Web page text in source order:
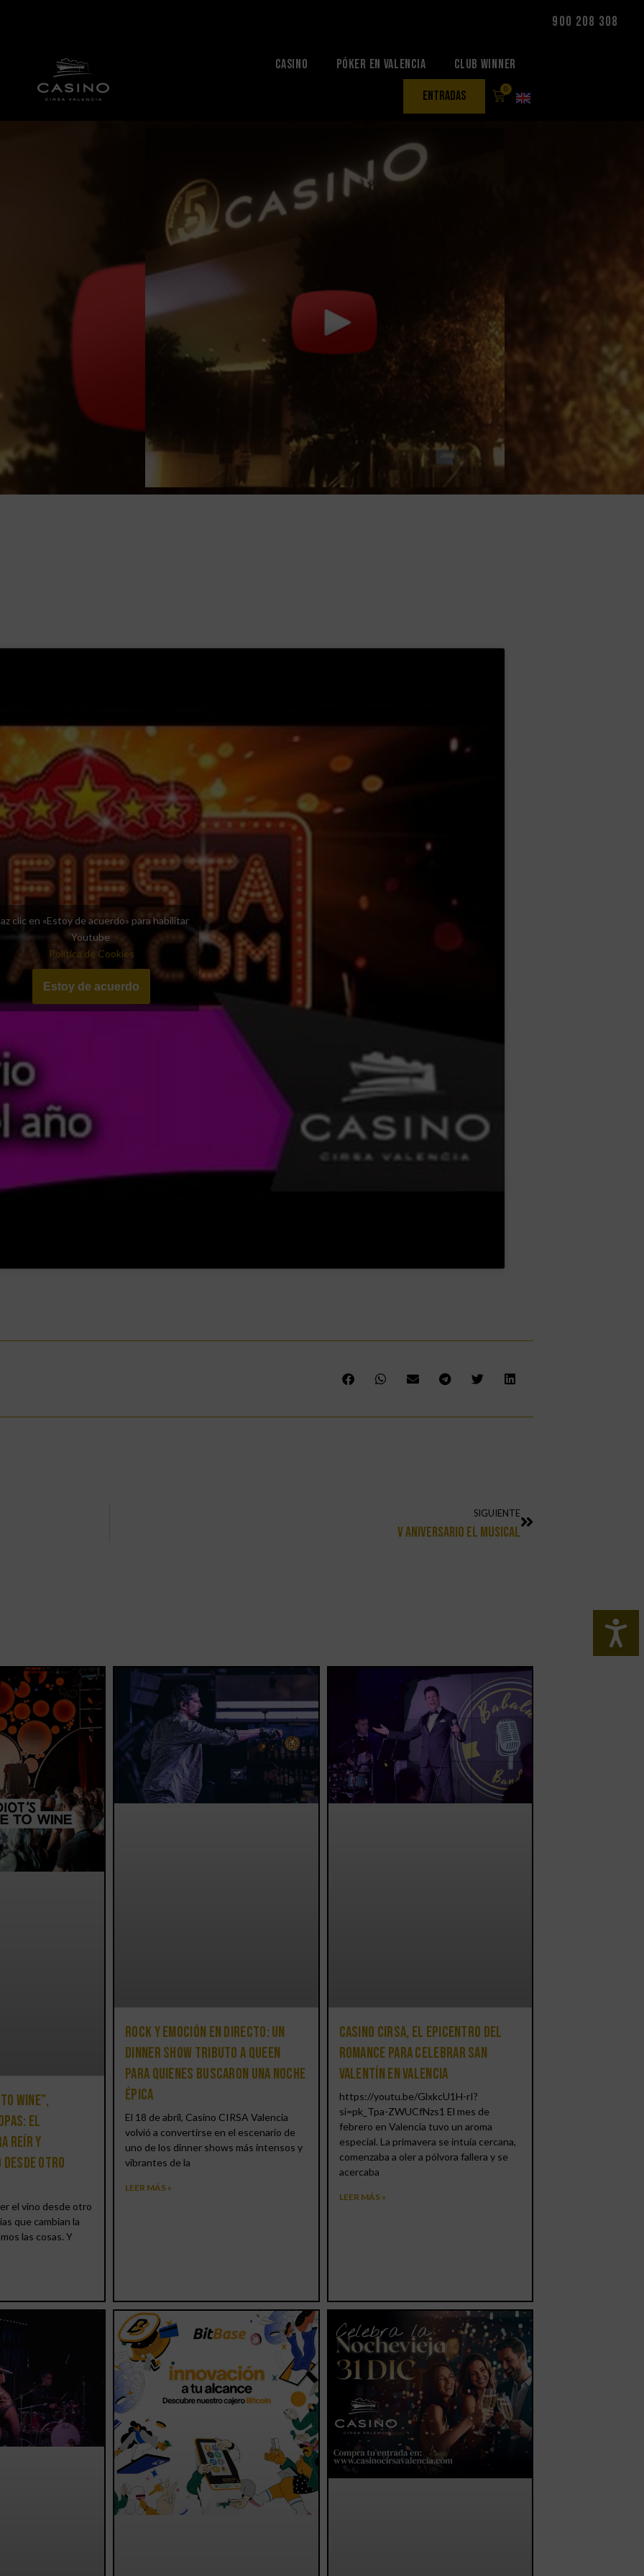
900 208 308
CASINO Póker en Valencia Club Winner
entradas 0
clic en «Estoy de acuerdo» para habilitar
Youtube
Política de Cookies
Estoy de acuerdo
SIGUIENTE
V Aniversario El Musical
Wine”,
el
reír y
desde otro
el vino desde otro
que cambian la
las cosas. Y
Rock y emoción en directo: un
Dinner Show Tributo a Queen
para quienes buscaron una noche
épica
El 18 de abril, Casino CIRSA Valencia
volvió a convertirse en el escenario de
uno de los dinner shows más intensos y
vibrantes de la
LEER MÁS »
Casino CIRSA, el epicentro del
romance para celebrar San
Valentín en Valencia
https://youtu.be/GlxkcU1H-rI?
si=pk_Tpa-ZWUCfNzs1 El mes de
febrero en Valencia tuvo un aroma
especial. La primavera se intuía cercana,
comenzaba a oler a pólvora fallera y se
acercaba
LEER MÁS »